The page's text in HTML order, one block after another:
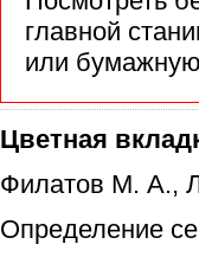
главной
или
Цветная
Филатов М. А.,
Определение